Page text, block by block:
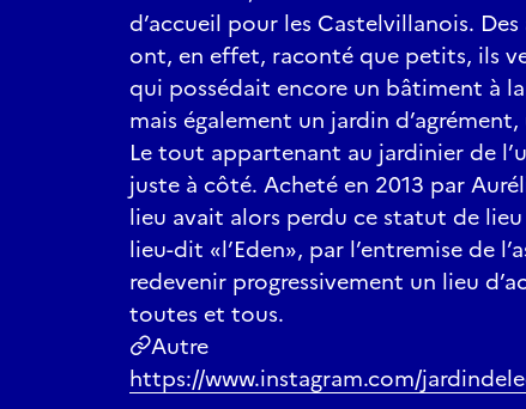
d’accueil pour les Castelvillanois.
ont, en effet, raconté que petits, ils
qui possédait encore un bâtiment à
mais également un jardin
Le tout appartenant au jardinier de
juste à côté. Acheté en 2013 par
lieu avait alors perdu ce statut de lieu
lieu-dit «l’Eden», par l’entremise de
redevenir progressivement un lieu
toutes et tous.
Autre
https://www.instagram.com/